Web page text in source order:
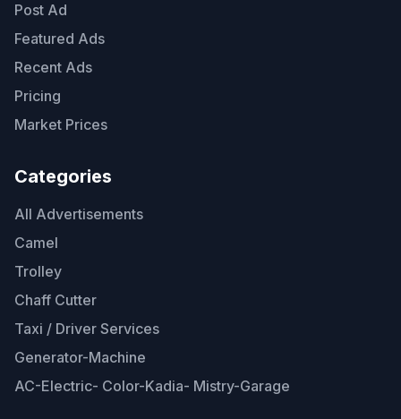
Post Ad
Featured Ads
Recent Ads
Pricing
Market Prices
Categories
All Advertisements
Camel
Trolley
Chaff Cutter
Taxi / Driver Services
Generator-Machine
AC-Electric- Color-Kadia- Mistry-Garage